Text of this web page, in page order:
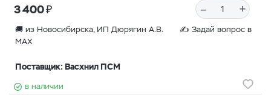
3 400₽ – +
в наличии
🚚 из Новосибирска, ИП Дюрягин А.В. ✍ Задай вопрос в
MAX
Поставщик: Васхнил ПСМ